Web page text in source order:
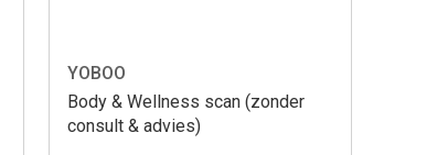
YOBOO
Body & Wellness scan (zonder
consult & advies)